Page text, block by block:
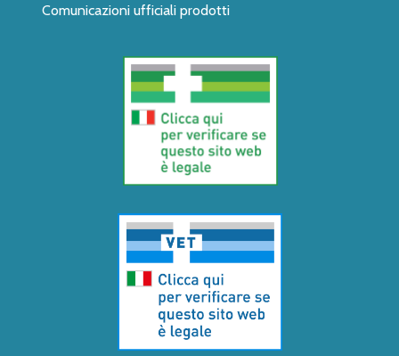
Comunicazioni ufficiali prodotti